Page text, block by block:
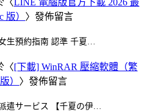
〈 LINE 電腦版官方下載 2026 最
版） 〉發佈留言
生預約指南 認準 千夏…
〈[下載] WinRAR 壓縮軟體（繁
） 〉發佈留言
遣サービス 【千夏の伊…